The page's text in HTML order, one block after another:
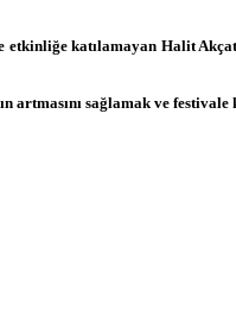
etkinliğe katılamayan Halit
sağlamak ve festivale